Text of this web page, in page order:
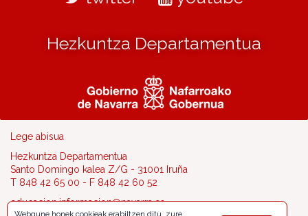
Hezkuntza Departamentua
Lege abisua
Hezkuntza Departamentua
Santo Domingo kalea Z/G - 31001 Iruña
T 848 42 65 00 - F 848 42 60 52
educacion.informacion@navarra.es
Webgune honek cookieak erabiltzen ditu, zure